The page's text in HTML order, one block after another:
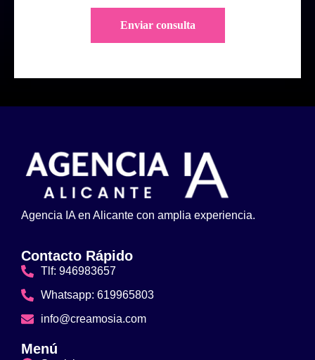
Agencia IA en Alicante con amplia experiencia.
Contacto Rápido
Tlf: 946983657
Whatsapp: 619965803
info@creamosia.com
Menú